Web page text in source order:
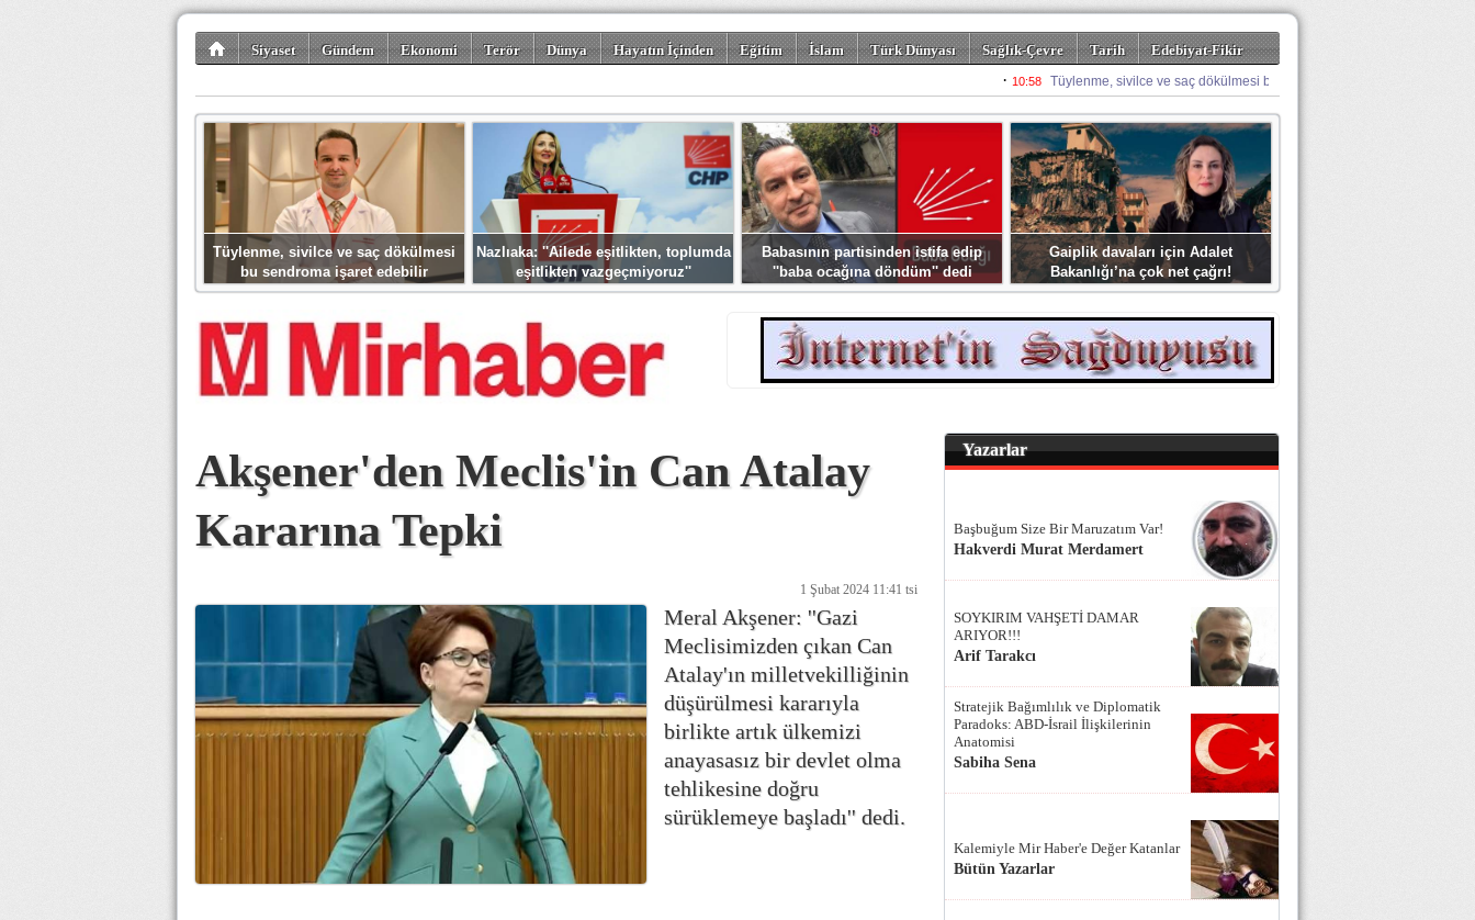
Siyaset Gündem Ekonomi Terör Dünya Hayatın İçinden Eğitim İslam Türk Dünyası Sağlık-Çevre Tarih
Edebiyat-Fikir
Tüylenme, sivilce ve saç dökülmesi
bu sendroma işaret edebilir
Nazlıaka: ''Ailede eşitlikten, toplumda
eşitlikten vazgeçmiyoruz''
Babasının partisinden istifa edip
''baba ocağına döndüm'' dedi
Gaiplik davaları için Adalet
Bakanlığı’na çok net çağrı!
Akşener'den Meclis'in Can Atalay
Kararına Tepki
1 Şubat 2024 11:41 tsi
Meral Akşener: ''Gazi
Meclisimizden çıkan Can
Atalay'ın milletvekilliğinin
düşürülmesi kararıyla
birlikte artık ülkemizi
anayasasız bir devlet olma
tehlikesine doğru
sürüklemeye başladı'' dedi.
Yazarlar
Başbuğum Size Bir Maruzatım Var!
Hakverdi Murat Merdamert
SOYKIRIM VAHŞETİ DAMAR
ARIYOR!!!
Arif Tarakcı
Stratejik Bağımlılık ve Diplomatik
Paradoks: ABD-İsrail İlişkilerinin
Anatomisi
Sabiha Sena
Kalemiyle Mir Haber'e Değer Katanlar
Bütün Yazarlar